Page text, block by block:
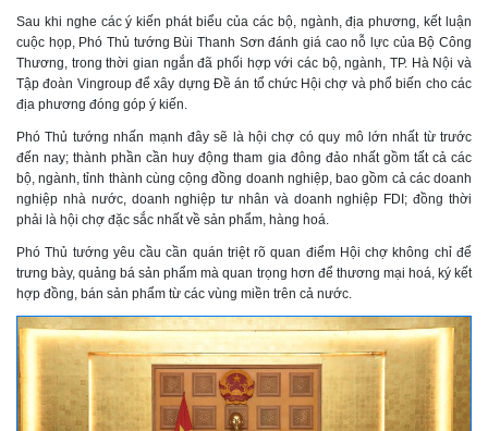
Sau khi nghe các ý kiến phát biểu của các bộ, ngành, địa phương, kết luận
cuộc họp, Phó Thủ tướng Bùi Thanh Sơn đánh giá cao nỗ lực của Bộ Công
Thương, trong thời gian ngắn đã phối hợp với các bộ, ngành, TP. Hà Nội và
Tập đoàn Vingroup để xây dựng Đề án tổ chức Hội chợ và phổ biến cho các
địa phương đóng góp ý kiến.
Phó Thủ tướng nhấn mạnh đây sẽ là hội chợ có quy mô lớn nhất từ trước
đến nay; thành phần cần huy động tham gia đông đảo nhất gồm tất cả các
bộ, ngành, tỉnh thành cùng cộng đồng doanh nghiệp, bao gồm cả các doanh
nghiệp nhà nước, doanh nghiệp tư nhân và doanh nghiệp FDI; đồng thời
phải là hội chợ đặc sắc nhất về sản phẩm, hàng hoá.
Phó Thủ tướng yêu cầu cần quán triệt rõ quan điểm Hội chợ không chỉ để
trưng bày, quảng bá sản phẩm mà quan trọng hơn để thương mại hoá, ký kết
hợp đồng, bán sản phẩm từ các vùng miền trên cả nước.